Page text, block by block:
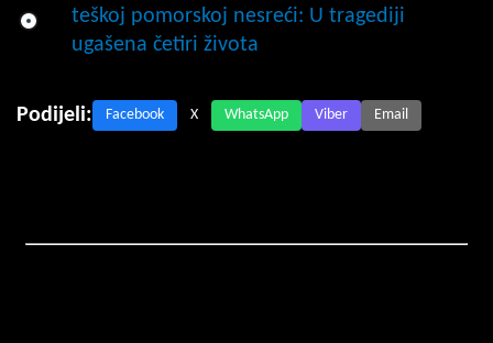
teškoj pomorskoj nesreći: U tragediji
ugašena četiri života
Podijeli: Facebook X WhatsApp Viber Email